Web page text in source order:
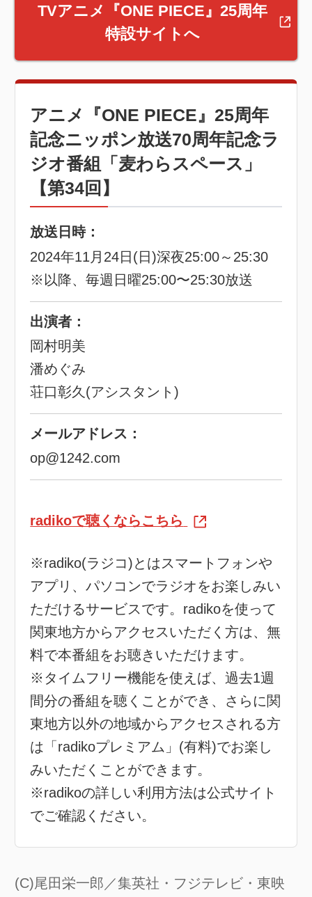
TVアニメ『ONE PIECE』25周年
特設サイトへ
アニメ『ONE PIECE』25周年
記念ニッポン放送70周年記念ラ
ジオ番組「麦わらスペース」
【第34回】
放送日時：
2024年11月24日(日)深夜25:00～25:30
※以降、毎週日曜25:00〜25:30放送
出演者：
岡村明美
潘めぐみ
荘口彰久(アシスタント)
メールアドレス：
op@1242.com
radikoで聴くならこちら
※radiko(ラジコ)とはスマートフォンや
アプリ、パソコンでラジオをお楽しみい
ただけるサービスです。radikoを使って
関東地方からアクセスいただく方は、無
料で本番組をお聴きいただけます。
※タイムフリー機能を使えば、過去1週
間分の番組を聴くことができ、さらに関
東地方以外の地域からアクセスされる方
は「radikoプレミアム」(有料)でお楽し
みいただくことができます。
※radikoの詳しい利用方法は公式サイト
でご確認ください。
(C)尾田栄一郎／集英社・フジテレビ・東映